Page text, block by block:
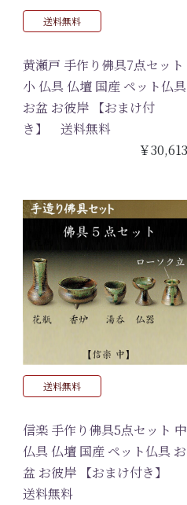
送料無料
黄瀬戸 手作り佛具7点セット
小 仏具 仏壇 国産 ペット仏具
お盆 お彼岸 【おまけ付
き】 送料無料
￥30,613
送料無料
信楽 手作り佛具5点セット 中
仏具 仏壇 国産 ペット仏具 お
盆 お彼岸 【おまけ付き】
送料無料